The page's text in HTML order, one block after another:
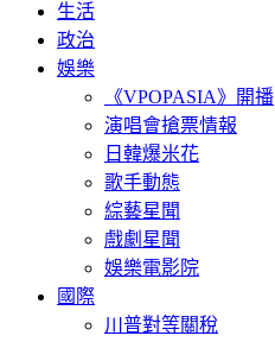
生活
政治
娛樂
《VPOPASIA》開播
演唱會搶票情報
日韓爆米花
歌手動態
綜藝星聞
戲劇星聞
娛樂電影院
國際
川普對等關稅